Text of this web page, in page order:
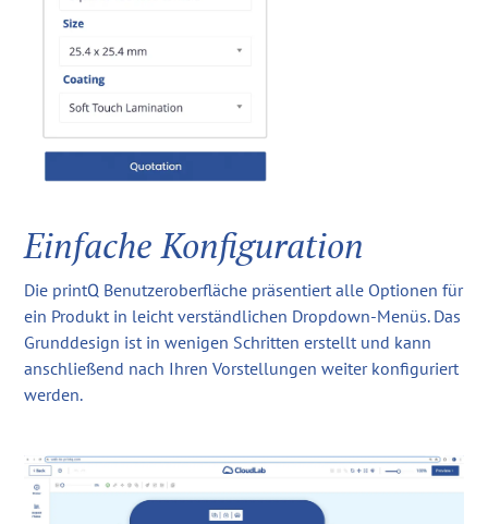
Einfache Konfiguration
Die printQ Benutzeroberfläche präsentiert alle Optionen für
ein Produkt in leicht verständlichen Dropdown-Menüs. Das
Grunddesign ist in wenigen Schritten erstellt und kann
anschließend nach Ihren Vorstellungen weiter konfiguriert
werden.